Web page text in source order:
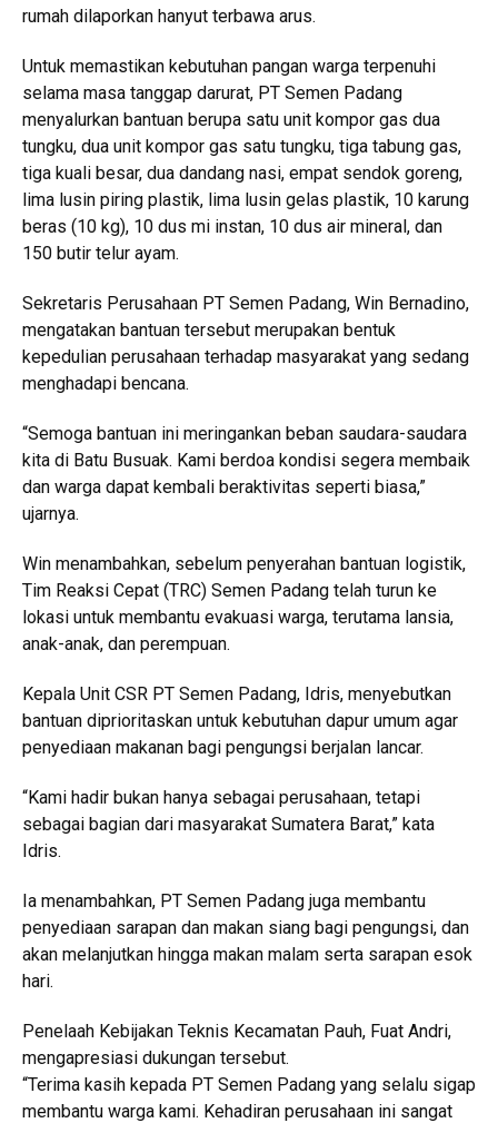
rumah dilaporkan hanyut terbawa arus.
Untuk memastikan kebutuhan pangan warga terpenuhi
selama masa tanggap darurat, PT Semen Padang
menyalurkan bantuan berupa satu unit kompor gas dua
tungku, dua unit kompor gas satu tungku, tiga tabung gas,
tiga kuali besar, dua dandang nasi, empat sendok goreng,
lima lusin piring plastik, lima lusin gelas plastik, 10 karung
beras (10 kg), 10 dus mi instan, 10 dus air mineral, dan
150 butir telur ayam.
Sekretaris Perusahaan PT Semen Padang, Win Bernadino,
mengatakan bantuan tersebut merupakan bentuk
kepedulian perusahaan terhadap masyarakat yang sedang
menghadapi bencana.
“Semoga bantuan ini meringankan beban saudara-saudara
kita di Batu Busuak. Kami berdoa kondisi segera membaik
dan warga dapat kembali beraktivitas seperti biasa,”
ujarnya.
Win menambahkan, sebelum penyerahan bantuan logistik,
Tim Reaksi Cepat (TRC) Semen Padang telah turun ke
lokasi untuk membantu evakuasi warga, terutama lansia,
anak-anak, dan perempuan.
Kepala Unit CSR PT Semen Padang, Idris, menyebutkan
bantuan diprioritaskan untuk kebutuhan dapur umum agar
penyediaan makanan bagi pengungsi berjalan lancar.
“Kami hadir bukan hanya sebagai perusahaan, tetapi
sebagai bagian dari masyarakat Sumatera Barat,” kata
Idris.
Ia menambahkan, PT Semen Padang juga membantu
penyediaan sarapan dan makan siang bagi pengungsi, dan
akan melanjutkan hingga makan malam serta sarapan esok
hari.
Penelaah Kebijakan Teknis Kecamatan Pauh, Fuat Andri,
mengapresiasi dukungan tersebut.
“Terima kasih kepada PT Semen Padang yang selalu sigap
membantu warga kami. Kehadiran perusahaan ini sangat